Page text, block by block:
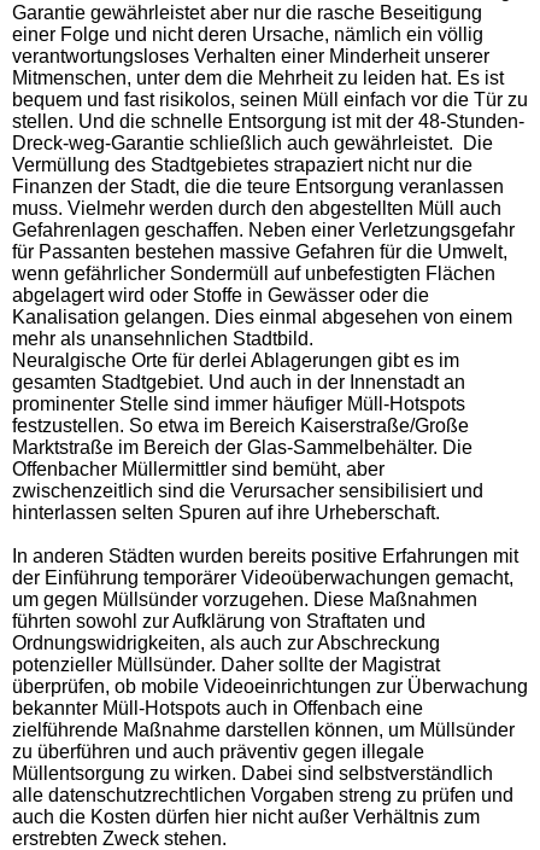
Garantie gewährleistet aber nur die rasche Beseitigung
einer Folge und nicht deren Ursache, nämlich ein völlig
verantwortungsloses Verhalten einer Minderheit unserer
Mitmenschen, unter dem die Mehrheit zu leiden hat. Es ist
bequem und fast risikolos, seinen Müll einfach vor die Tür zu
stellen. Und die schnelle Entsorgung ist mit der 48-Stunden-
Dreck-weg-Garantie schließlich auch gewährleistet. Die
Vermüllung des Stadtgebietes strapaziert nicht nur die
Finanzen der Stadt, die die teure Entsorgung veranlassen
muss. Vielmehr werden durch den abgestellten Müll auch
Gefahrenlagen geschaffen. Neben einer Verletzungsgefahr
für Passanten bestehen massive Gefahren für die Umwelt,
wenn gefährlicher Sondermüll auf unbefestigten Flächen
abgelagert wird oder Stoffe in Gewässer oder die
Kanalisation gelangen. Dies einmal abgesehen von einem
mehr als unansehnlichen Stadtbild.
Neuralgische Orte für derlei Ablagerungen gibt es im
gesamten Stadtgebiet. Und auch in der Innenstadt an
prominenter Stelle sind immer häufiger Müll-Hotspots
festzustellen. So etwa im Bereich Kaiserstraße/Große
Marktstraße im Bereich der Glas-Sammelbehälter. Die
Offenbacher Müllermittler sind bemüht, aber
zwischenzeitlich sind die Verursacher sensibilisiert und
hinterlassen selten Spuren auf ihre Urheberschaft.
In anderen Städten wurden bereits positive Erfahrungen mit
der Einführung temporärer Videoüberwachungen gemacht,
um gegen Müllsünder vorzugehen. Diese Maßnahmen
führten sowohl zur Aufklärung von Straftaten und
Ordnungswidrigkeiten, als auch zur Abschreckung
potenzieller Müllsünder. Daher sollte der Magistrat
überprüfen, ob mobile Videoeinrichtungen zur Überwachung
bekannter Müll-Hotspots auch in Offenbach eine
zielführende Maßnahme darstellen können, um Müllsünder
zu überführen und auch präventiv gegen illegale
Müllentsorgung zu wirken. Dabei sind selbstverständlich
alle datenschutzrechtlichen Vorgaben streng zu prüfen und
auch die Kosten dürfen hier nicht außer Verhältnis zum
erstrebten Zweck stehen.